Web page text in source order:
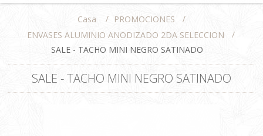
Casa / PROMOCIONES
/
ENVASES ALUMINIO ANODIZADO 2DA SELECCION
/
SALE - TACHO MINI NEGRO SATINADO
SALE - TACHO MINI NEGRO SATINADO